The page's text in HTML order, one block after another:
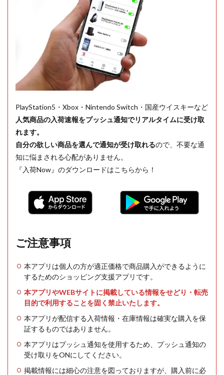
PlayStation5・Xbox・Nintendo Switch・国産ウイスキーなど
人気商品の入荷速報をプッシュ通知でリアルタイムに受け取
れます。
自分の欲しい商品を選んで通知が受け取れるので、不要な通
知に悩まされる心配がありません。
『入荷Now』のダウンロードはこちらから！
ご注意事項
本アプリは個人の方が適正価格で商品購入ができるように
するためのショッピング支援アプリです。
本アプリやWEBサイトに掲載している情報をせどり・転売
目的で利用することを固く禁止いたします。
本アプリが配信する入荷情報・在庫情報は確実な購入を保
証するものではありません。
本アプリはプッシュ通知を使用するため、プッシュ通知の
受け取りをONにしてください。
掲載情報には細心の注意を図っておりますが、購入前に必